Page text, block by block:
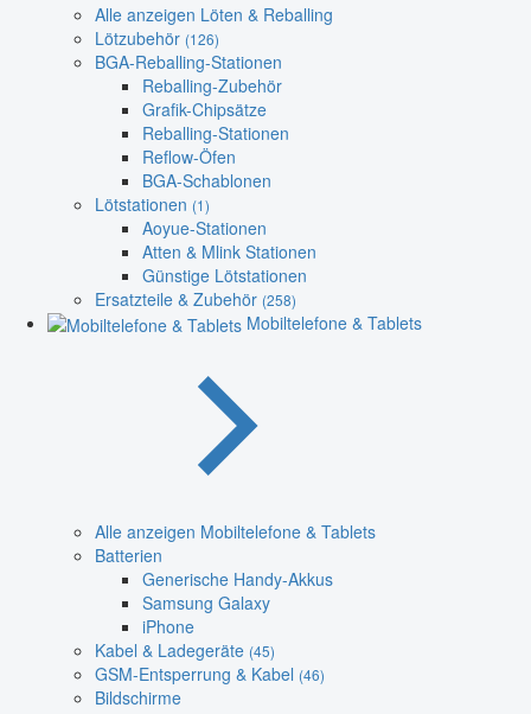
Alle anzeigen Löten & Reballing
Lötzubehör (126)
BGA-Reballing-Stationen
Reballing-Zubehör
Grafik-Chipsätze
Reballing-Stationen
Reflow-Öfen
BGA-Schablonen
Lötstationen (1)
Aoyue-Stationen
Atten & Mlink Stationen
Günstige Lötstationen
Ersatzteile & Zubehör (258)
Mobiltelefone & Tablets
Alle anzeigen Mobiltelefone & Tablets
Batterien
Generische Handy-Akkus
Samsung Galaxy
iPhone
Kabel & Ladegeräte (45)
GSM-Entsperrung & Kabel (46)
Bildschirme